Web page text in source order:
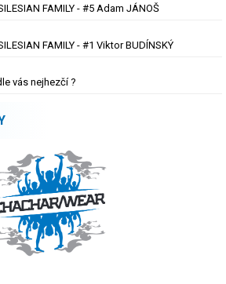
FAMILY - #5 Adam JÁNOŠ
FAMILY - #1 Viktor BUDÍNSKÝ
vás nejhezčí ?